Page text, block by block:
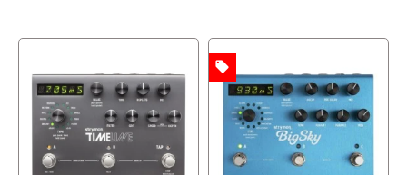
local_offer